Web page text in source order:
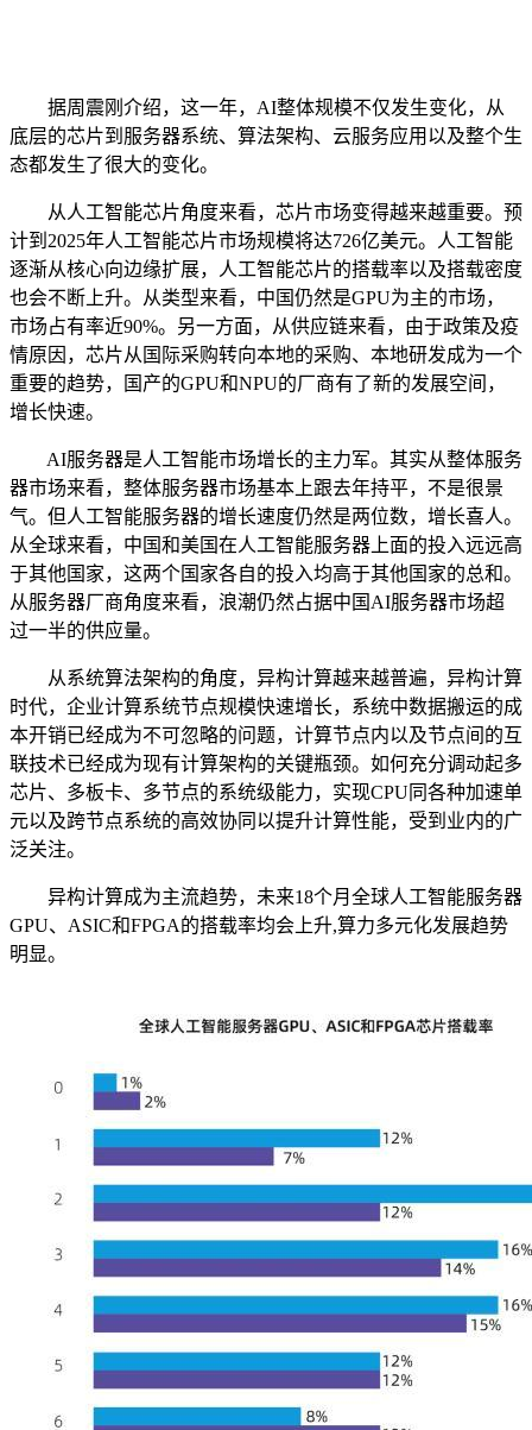
据周震刚介绍，这一年，AI整体规模不仅发生变化，从
底层的芯片到服务器系统、算法架构、云服务应用以及整个生
态都发生了很大的变化。
从人工智能芯片角度来看，芯片市场变得越来越重要。预
计到2025年人工智能芯片市场规模将达726亿美元。人工智能
逐渐从核心向边缘扩展，人工智能芯片的搭载率以及搭载密度
也会不断上升。从类型来看，中国仍然是GPU为主的市场，
市场占有率近90%。另一方面，从供应链来看，由于政策及疫
情原因，芯片从国际采购转向本地的采购、本地研发成为一个
重要的趋势，国产的GPU和NPU的厂商有了新的发展空间，
增长快速。
AI服务器是人工智能市场增长的主力军。其实从整体服务
器市场来看，整体服务器市场基本上跟去年持平，不是很景
气。但人工智能服务器的增长速度仍然是两位数，增长喜人。
从全球来看，中国和美国在人工智能服务器上面的投入远远高
于其他国家，这两个国家各自的投入均高于其他国家的总和。
从服务器厂商角度来看，浪潮仍然占据中国AI服务器市场超
过一半的供应量。
从系统算法架构的角度，异构计算越来越普遍，异构计算
时代，企业计算系统节点规模快速增长，系统中数据搬运的成
本开销已经成为不可忽略的问题，计算节点内以及节点间的互
联技术已经成为现有计算架构的关键瓶颈。如何充分调动起多
芯片、多板卡、多节点的系统级能力，实现CPU同各种加速单
元以及跨节点系统的高效协同以提升计算性能，受到业内的广
泛关注。
异构计算成为主流趋势，未来18个月全球人工智能服务器
GPU、ASIC和FPGA的搭载率均会上升,算力多元化发展趋势
明显。